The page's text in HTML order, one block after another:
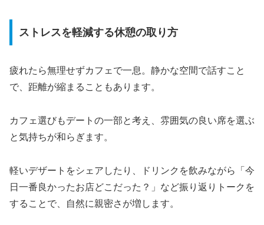
ストレスを軽減する休憩の取り方
疲れたら無理せずカフェで一息。静かな空間で話すこと
で、距離が縮まることもあります。
カフェ選びもデートの一部と考え、雰囲気の良い席を選ぶ
と気持ちが和らぎます。
軽いデザートをシェアしたり、ドリンクを飲みながら「今
日一番良かったお店どこだった？」など振り返りトークを
することで、自然に親密さが増します。